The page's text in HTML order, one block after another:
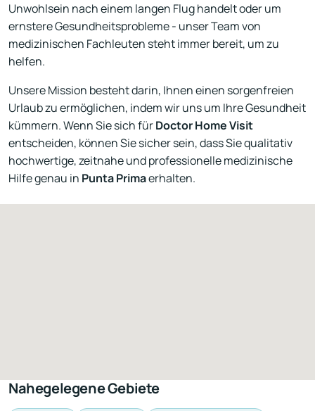
Unwohlsein nach einem langen Flug handelt oder um
ernstere Gesundheitsprobleme - unser Team von
medizinischen Fachleuten steht immer bereit, um zu
helfen.
Unsere Mission besteht darin, Ihnen einen sorgenfreien
Urlaub zu ermöglichen, indem wir uns um Ihre Gesundheit
kümmern. Wenn Sie sich fürDoctor Home Visit
entscheiden, können Sie sicher sein, dass Sie qualitativ
hochwertige, zeitnahe und professionelle medizinische
Hilfe genau in Punta Primaerhalten.
Nahegelegene Gebiete